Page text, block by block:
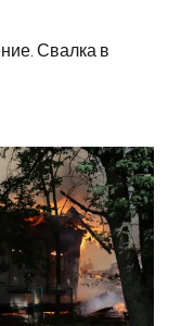
Свалка в